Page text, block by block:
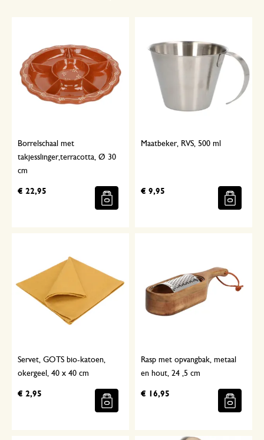
Borrelschaal met
takjesslinger,terracotta, Ø 30
cm
€ 22,95
Maatbeker, RVS, 500 ml
€ 9,95
Servet, GOTS bio-katoen,
okergeel, 40 x 40 cm
€ 2,95
Rasp met opvangbak, metaal
en hout, 24 ,5 cm
€ 16,95